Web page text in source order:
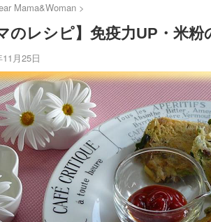
Mama&Woman >
のレシピ】免疫力UP・米粉
月25日